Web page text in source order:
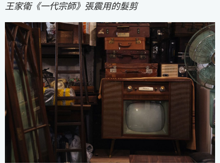
王家衛《一代宗師》張震用的髮剪